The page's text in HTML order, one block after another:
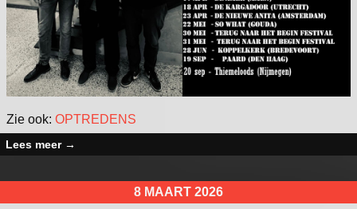
Zie ook: OPTREDENS
Lees meer →
8 MAART 2026